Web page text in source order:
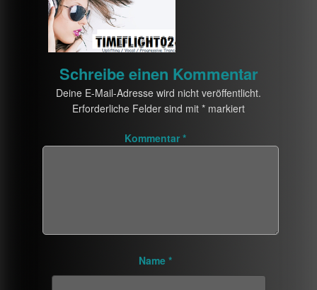
Schreibe einen Kommentar
Deine E-Mail-Adresse wird nicht veröffentlicht.
Erforderliche Felder sind mit * markiert
Kommentar *
Name *